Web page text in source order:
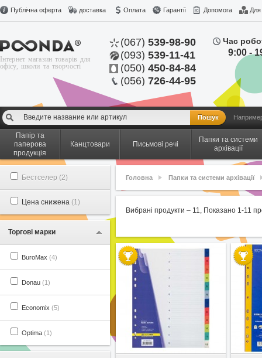
Публічна оферта доставка Оплата Гарантії Допомога Для
Інтернет магазин товарів для
офісу, школи та творчості
(067) 539-98-90
(093) 539-11-41
(050) 450-84-84
(056) 726-44-95
Час
9:00 -
Папір та
паперова
продукція
Канцтовари Письмові речі
Папки та системи
архівації
Бестселер (2)
Цена снижена (1)
Торгові марки
BuroMax (4)
Donau (1)
Economix (5)
Optima (1)
Головна Папки та системи архівації
Вибрані продукти – 11, Показано 1-11
У вибране Порівняти У